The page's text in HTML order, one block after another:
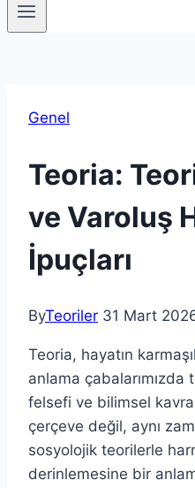
Genel
Teoria:
ve Varoluş
İpuçları
ByTeoriler 31 Mart
Teoria, hayatın
anlama çabalarımızda
felsefi ve bilimsel
çerçeve değil, aynı
sosyolojik teorilerle
derinlemesine bir